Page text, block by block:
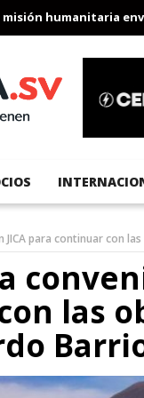
humanitaria enviada
JICA para continuar con
las